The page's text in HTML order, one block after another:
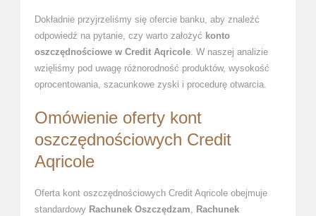
Dokładnie przyjrzeliśmy się ofercie banku, aby znaleźć
odpowiedź na pytanie, czy warto założyć konto
oszczędnościowe w Credit Aqricole. W naszej analizie
wzięliśmy pod uwagę różnorodność produktów, wysokość
oprocentowania, szacunkowe zyski i procedurę otwarcia.
Omówienie oferty kont
oszczędnościowych Credit
Aqricole
Oferta kont oszczędnościowych Credit Aqricole obejmuje
standardowy Rachunek Oszczędzam, Rachunek